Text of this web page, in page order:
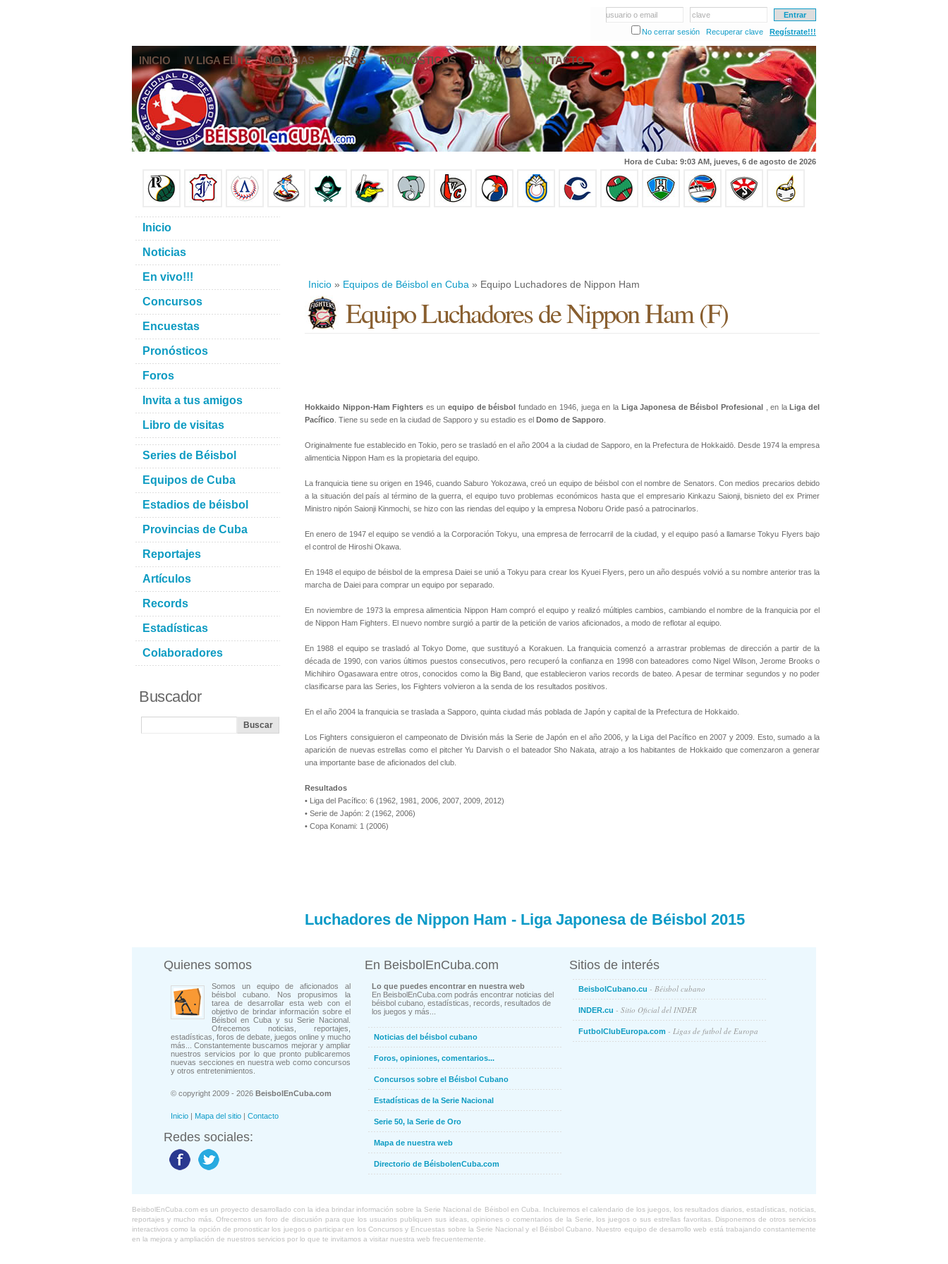
usuario o email
clave
No cerrar sesión
Recuperar clave Regístrate!!!
INICIO IV LIGA ELITE NOTICIAS FOROS PRONÓSTICOS EN VIVO CONTACTO
Hora de Cuba: 9:03 AM, jueves, 6 de agosto de 2026
Inicio » Equipos de Béisbol en Cuba » Equipo Luchadores de Nippon Ham
Equipo Luchadores de Nippon Ham (F)
Hokkaido Nippon-Ham Fighters es unequipo de béisbol fundado en 1946, juega en la Liga Japonesa de Béisbol Profesional, en laLiga del
Pacífico . Tiene su sede en la ciudad de Sapporo y su estadio es el Domo de Sapporo
Originalmente fue establecido en Tokio, pero se trasladó en el año 2004 a la ciudad de Sapporo, en la Prefectura de Hokkaidō. Desde 1974 la empresa
alimenticia Nippon Ham es la propietaria del equipo.
La franquicia tiene su origen en 1946, cuando Saburo Yokozawa, creó un equipo de béisbol con el nombre de Senators. Con medios precarios debido
a la situación del país al término de la guerra, el equipo tuvo problemas económicos hasta que el empresario Kinkazu Saionji, bisnieto del ex Primer
Ministro nipón Saionji Kinmochi, se hizo con las riendas del equipo y la empresa Noboru Oride pasó a patrocinarlos.
En enero de 1947 el equipo se vendió a la Corporación Tokyu, una empresa de ferrocarril de la ciudad, y el equipo pasó a llamarse Tokyu Flyers bajo
el control de Hiroshi Okawa.
En 1948 el equipo de béisbol de la empresa Daiei se unió a Tokyu para crear los Kyuei Flyers, pero un año después volvió a su nombre anterior tras la
marcha de Daiei para comprar un equipo por separado.
En noviembre de 1973 la empresa alimenticia Nippon Ham compró el equipo y realizó múltiples cambios, cambiando el nombre de la franquicia por el
de Nippon Ham Fighters. El nuevo nombre surgió a partir de la petición de varios aficionados, a modo de reflotar al equipo.
En 1988 el equipo se trasladó al Tokyo Dome, que sustituyó a Korakuen. La franquicia comenzó a arrastrar problemas de dirección a partir de la
década de 1990, con varios últimos puestos consecutivos, pero recuperó la confianza en 1998 con bateadores como Nigel Wilson, Jerome Brooks o
Michihiro Ogasawara entre otros, conocidos como la Big Band, que establecieron varios records de bateo. A pesar de terminar segundos y no poder
clasificarse para las Series, los Fighters volvieron a la senda de los resultados positivos.
En el año 2004 la franquicia se traslada a Sapporo, quinta ciudad más poblada de Japón y capital de la Prefectura de Hokkaido.
Los Fighters consiguieron el campeonato de División más la Serie de Japón en el año 2006, y la Liga del Pacífico en 2007 y 2009. Esto, sumado a la
aparición de nuevas estrellas como el pitcher Yu Darvish o el bateador Sho Nakata, atrajo a los habitantes de Hokkaido que comenzaron a generar
una importante base de aficionados del club.
Resultados
• Liga del Pacífico: 6 (1962, 1981, 2006, 2007, 2009, 2012)
• Serie de Japón: 2 (1962, 2006)
• Copa Konami: 1 (2006)
Luchadores de Nippon Ham - Liga Japonesa de Béisbol 2015
Inicio
Noticias
En vivo!!!
Concursos
Encuestas
Pronósticos
Foros
Invita a tus amigos
Libro de visitas
Series de Béisbol
Equipos de Cuba
Estadios de béisbol
Provincias de Cuba
Reportajes
Artículos
Records
Estadísticas
Colaboradores
Buscador
Quienes somos
Somos un equipo de aficionados al
béisbol cubano. Nos propusimos la
tarea de desarrollar esta web con el
objetivo de brindar información sobre el
Béisbol en Cuba y su Serie Nacional.
Ofrecemos noticias, reportajes,
estadísticas, foros de debate, juegos online y mucho
más... Constantemente buscamos mejorar y ampliar
nuestros servicios por lo que pronto publicaremos
nuevas secciones en nuestra web como concursos
y otros entretenimientos.
© copyright 2009 - 2026 BeisbolEnCuba.com
Inicio | Mapa del sitio | Contacto
Redes sociales:
En BeisbolEnCuba.com
Lo que puedes encontrar en nuestra web
En BeisbolEnCuba.com podrás encontrar noticias del
béisbol cubano, estadísticas, records, resultados de
los juegos y más...
Noticias del béisbol cubano
Foros, opiniones, comentarios...
Concursos sobre el Béisbol Cubano
Estadísticas de la Serie Nacional
Serie 50, la Serie de Oro
Mapa de nuestra web
Directorio de BéisbolenCuba.com
Sitios de interés
BeisbolCubano.cu - Béisbol cubano
INDER.cu - Sitio Oficial del INDER
FutbolClubEuropa.com - Ligas de futbol de Europa
BeisbolEnCuba.com es un proyecto desarrollado con la idea brindar información sobre la Serie Nacional de Béisbol en Cuba. Incluiremos el calendario de los juegos, los resultados diarios, estadísticas, noticias,
reportajes y mucho más. Ofrecemos un foro de discusión para que los usuarios publiquen sus ideas, opiniones o comentarios de la Serie, los juegos o sus estrellas favoritas. Disponemos de otros servicios
interactivos como la opción de pronosticar los juegos o participar en los Concursos y Encuestas sobre la Serie Nacional y el Béisbol Cubano. Nuestro equipo de desarrollo web está trabajando constantemente
en la mejora y ampliación de nuestros servicios por lo que te invitamos a visitar nuestra web frecuentemente.